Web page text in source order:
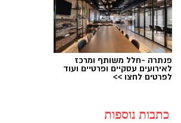
פנתרה -חלל משותף ומרכז
לאירועים עסקיים ופרטיים ועוד
לפרטים לחצו >>
כתבות נוספות